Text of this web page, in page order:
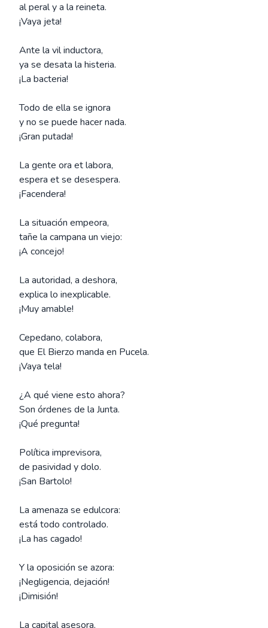
al peral y a la reineta.
¡Vaya jeta!
Ante la vil inductora,
ya se desata la histeria.
¡La bacteria!
Todo de ella se ignora
y no se puede hacer nada.
¡Gran putada!
La gente ora et labora,
espera et se desespera.
¡Facendera!
La situación empeora,
tañe la campana un viejo:
¡A concejo!
La autoridad, a deshora,
explica lo inexplicable.
¡Muy amable!
Cepedano, colabora,
que El Bierzo manda en Pucela.
¡Vaya tela!
¿A qué viene esto ahora?
Son órdenes de la Junta.
¡Qué pregunta!
Política imprevisora,
de pasividad y dolo.
¡San Bartolo!
La amenaza se edulcora:
está todo controlado.
¡La has cagado!
Y la oposición se azora:
¡Negligencia, dejación!
¡Dimisión!
La capital asesora,